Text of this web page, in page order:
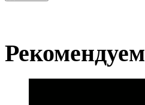
Рекомендуем